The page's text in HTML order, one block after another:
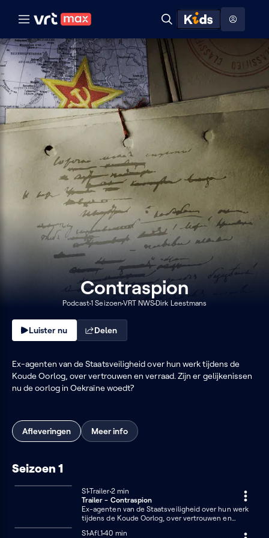
Naar hoofdinhoud Naar audiodescriptie Naar help
Hoog contrast modus
menu
Zoeken
ontdekken
Contraspion
Podcast1 Seizoen VRT NWSDirk Leestmans
Luister nu Delen
Ex-agenten van de Staatsveiligheid over hun werk tijdens de
Koude Oorlog, over vertrouwen en verraad. Zijn er gelijkenissen
nu de oorlog in Oekraïne woedt?
Afleveringen Meer info
Seizoen 1
Seizoen 1
S1Trailer2 minuten
2 min
Trailer - Contraspion
Ex-agenten van de Staatsveiligheid over hun werk
tijdens de Koude Oorlog, over vertrouwen en
vergelijkingen worden gemaakt met de Koude
Seizoen 1
S1Afl.140 minuten
40 min